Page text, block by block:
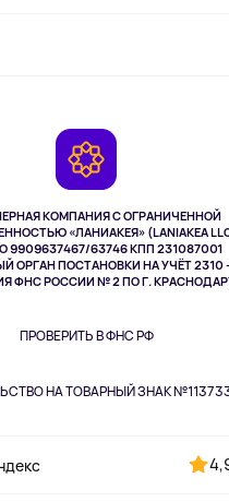
КОМПАНИЯ С ОГРАНИЧЕННОЙ
«ЛАНИАКЕЯ» (LANIAKEA
9909637467/63746 КПП 231087001
ОРГАН ПОСТАНОВКИ НА УЧЁТ 2310
ФНС РОССИИ № 2 ПО Г.
ПРОВЕРИТЬ В ФНС РФ
НА ТОВАРНЫЙ ЗНАК